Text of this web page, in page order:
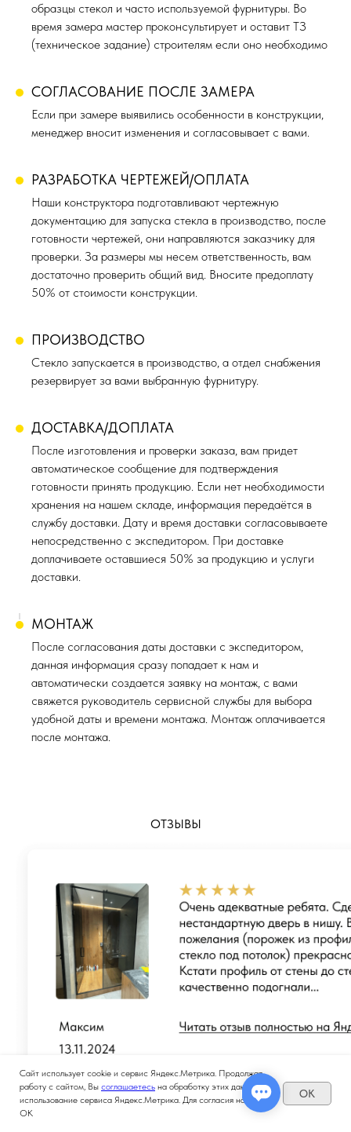
образцы стекол и часто используемой фурнитуры. Во
время замера мастер проконсультирует и оставит ТЗ
(техническое задание) строителям если оно необходимо
СОГЛАСОВАНИЕ ПОСЛЕ ЗАМЕРА
Если при замере выявились особенности в конструкции,
менеджер вносит изменения и согласовывает с вами.
РАЗРАБОТКА ЧЕРТЕЖЕЙ/ОПЛАТА
Наши конструктора подготавливают чертежную
документацию для запуска стекла в производство, после
готовности чертежей, они направляются заказчику для
проверки. За размеры мы несем ответственность, вам
достаточно проверить общий вид. Вносите предоплату
50% от стоимости конструкции.
ПРОИЗВОДСТВО
Стекло запускается в производство, а отдел снабжения
резервирует за вами выбранную фурнитуру.
ДОСТАВКА/ДОПЛАТА
После изготовления и проверки заказа, вам придет
автоматическое сообщение для подтверждения
готовности принять продукцию. Если нет необходимости
хранения на нашем складе, информация передаётся в
службу доставки. Дату и время доставки согласовываете
непосредственно с экспедитором. При доставке
доплачиваете оставшиеся 50% за продукцию и услуги
доставки.
МОНТАЖ
После согласования даты доставки с экспедитором,
данная информация сразу попадает к нам и
автоматически создается заявку на монтаж, с вами
свяжется руководитель сервисной службы для выбора
удобной даты и времени монтажа. Монтаж оплачивается
после монтажа.
ОТЗЫВЫ
Сайт использует cookie и сервис Яндекс.Метрика. Продолжая
работу с сайтом, Вы соглашаетесь на обработку этих данных и
использование сервиса Яндекс.Метрика. Для согласия нажмите
ОК
OK